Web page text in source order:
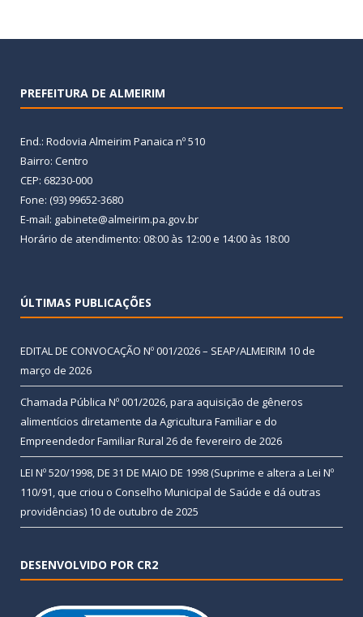
PREFEITURA DE ALMEIRIM
End.: Rodovia Almeirim Panaica nº 510
Bairro: Centro
CEP: 68230-000
Fone: (93) 99652-3680
E-mail: gabinete@almeirim.pa.gov.br
Horário de atendimento: 08:00 às 12:00 e 14:00 às 18:00
ÚLTIMAS PUBLICAÇÕES
EDITAL DE CONVOCAÇÃO Nº 001/2026 – SEAP/ALMEIRIM 10 de
março de 2026
Chamada Pública Nº 001/2026, para aquisição de gêneros
alimentícios diretamente da Agricultura Familiar e do
Empreendedor Familiar Rural 26 de fevereiro de 2026
LEI Nº 520/1998, DE 31 DE MAIO DE 1998 (Suprime e altera a Lei Nº
110/91, que criou o Conselho Municipal de Saúde e dá outras
providências) 10 de outubro de 2025
DESENVOLVIDO POR CR2